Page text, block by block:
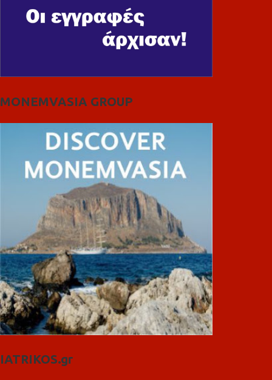
MONEMVASIA GROUP
IATRIKOS.gr